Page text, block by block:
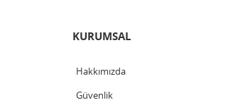
KURUMSAL
Hakkımızda
Güvenlik